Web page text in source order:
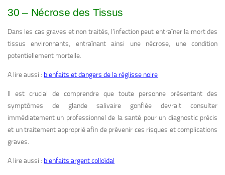
30 – Nécrose des Tissus
Dans les cas graves et non traités, l’infection peut entraîner la mort des
tissus environnants, entraînant ainsi une nécrose, une condition
potentiellement mortelle.
A lire aussi : bienfaits et dangers de la réglisse noire
Il est crucial de comprendre que toute personne présentant des
symptômes de glande salivaire gonflée devrait consulter
immédiatement un professionnel de la santé pour un diagnostic précis
et un traitement approprié afin de prévenir ces risques et complications
graves.
A lire aussi : bienfaits argent colloïdal